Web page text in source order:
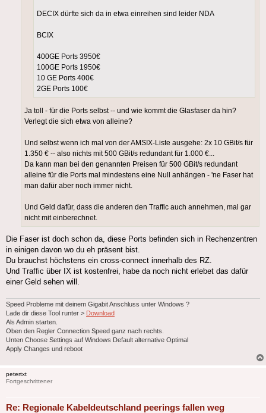
DECIX dürfte sich da in etwa einreihen sind leider NDA
BCIX
400GE Ports 3950€
100GE Ports 1950€
10 GE Ports 400€
2GE Ports 100€
Ja toll - für die Ports selbst -- und wie kommt die Glasfaser da hin?
Verlegt die sich etwa von alleine?
Und selbst wenn ich mal von der AMSIX-Liste ausgehe: 2x 10 GBit/s für
1.350 € -- also nichts mit 500 GBit/s redundant für 1.000 €...
Da kann man bei den genannten Preisen für 500 GBit/s redundant
alleine für die Ports mal mindestens eine Null anhängen - 'ne Faser hat
man dafür aber noch immer nicht.
Und Geld dafür, dass die anderen den Traffic auch annehmen, mal gar
nicht mit einberechnet.
Die Faser ist doch schon da, diese Ports befinden sich in Rechenzentren
in einigen davon wo du eh präsent bist.
Du brauchst höchstens ein cross-connect innerhalb des RZ.
Und Traffic über IX ist kostenfrei, habe da noch nicht erlebet das dafür
einer Geld sehen will.
Speed Probleme mit deinem Gigabit Anschluss unter Windows ?
Lade dir diese Tool runter > Download
Als Admin starten.
Oben den Regler Connection Speed ganz nach rechts.
Unten Choose Settings auf Windows Default alternative Optimal
Apply Changes und reboot
petertxt
Fortgeschrittener
Re: Regionale Kabeldeutschland peerings fallen weg